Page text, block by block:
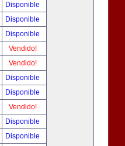
Disponible
Disponible
Disponible
Vendido!
Vendido!
Disponible
Disponible
Vendido!
Disponible
Disponible